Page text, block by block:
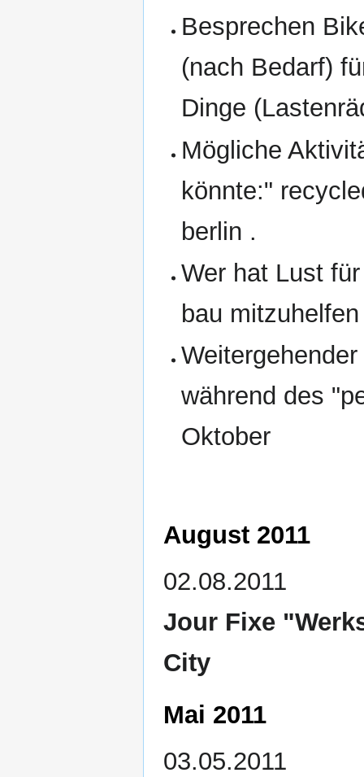
Besprechen
(nach Bedarf)
Dinge
Mögliche
könnte:"
berlin .
Wer hat Lust
bau
während des
Oktober
August 2011
02.08.2011
Jour Fixe
City
Mai 2011
03.05.2011